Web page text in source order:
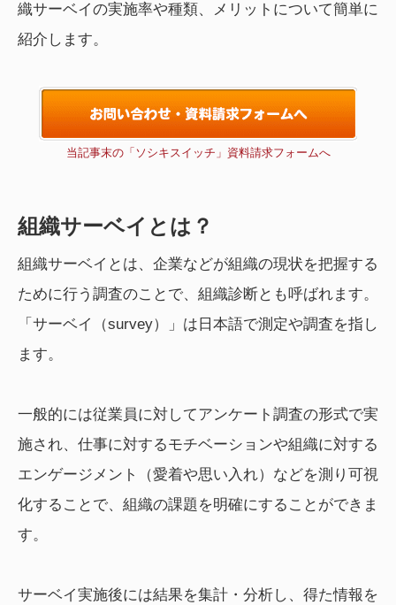
織サーベイの実施率や種類、メリットについて簡単に
紹介します。
当記事末の「ソシキスイッチ」資料請求フォームへ
組織サーベイとは？
組織サーベイとは、企業などが組織の現状を把握する
ために行う調査のことで、組織診断とも呼ばれます。
「サーベイ（survey）」は日本語で測定や調査を指し
ます。
一般的には従業員に対してアンケート調査の形式で実
施され、仕事に対するモチベーションや組織に対する
エンゲージメント（愛着や思い入れ）などを測り可視
化することで、組織の課題を明確にすることができま
す。
サーベイ実施後には結果を集計・分析し、得た情報を